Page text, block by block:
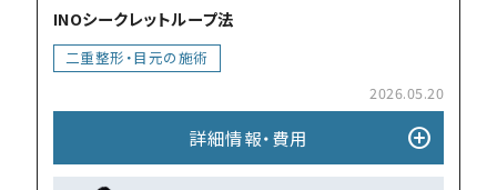
INOシークレットループ法
⼆重整形・目元の施術
2026.05.20
詳細情報・費⽤ add_circle